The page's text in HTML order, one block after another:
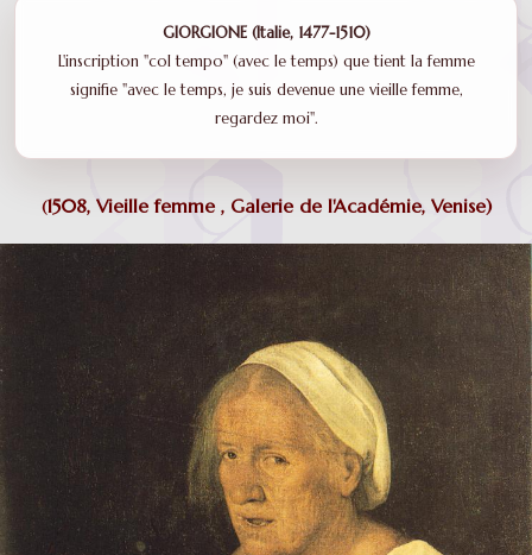
GIORGIONE (Italie, 1477-1510)
L'inscription "col tempo" (avec le temps) que tient la femme
signifie "avec le temps, je suis devenue une vieille femme,
regardez moi".
(1508, Vieille femme , Galerie de l'Académie, Venise)